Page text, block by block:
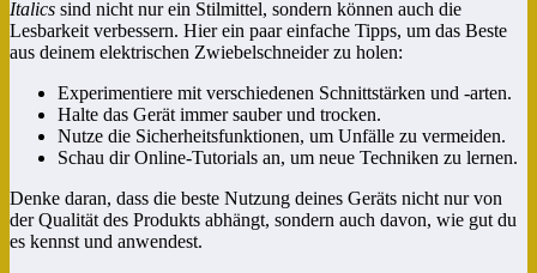
Italics sind nicht nur ein Stilmittel, sondern können auch die
Lesbarkeit verbessern. Hier ein paar einfache Tipps, um das Beste
aus deinem elektrischen Zwiebelschneider zu holen:
Experimentiere mit verschiedenen Schnittstärken und -arten.
Halte das Gerät immer sauber und trocken.
Nutze die Sicherheitsfunktionen, um Unfälle zu vermeiden.
Schau dir Online-Tutorials an, um neue Techniken zu lernen.
Denke daran, dass die beste Nutzung deines Geräts nicht nur von
der Qualität des Produkts abhängt, sondern auch davon, wie gut du
es kennst und anwendest.